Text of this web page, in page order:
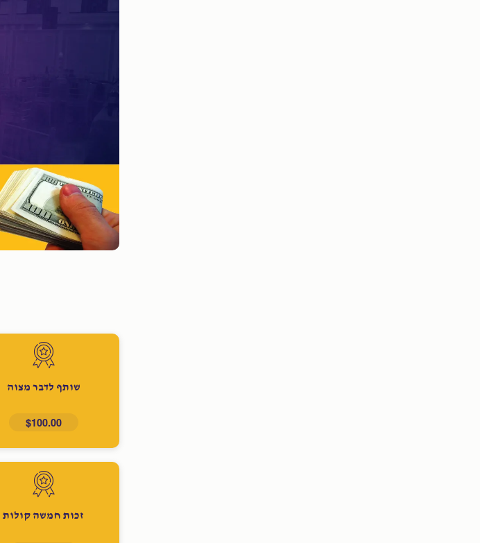
שותף לדבר מצוה
$100.00
זכות חמשה קולות